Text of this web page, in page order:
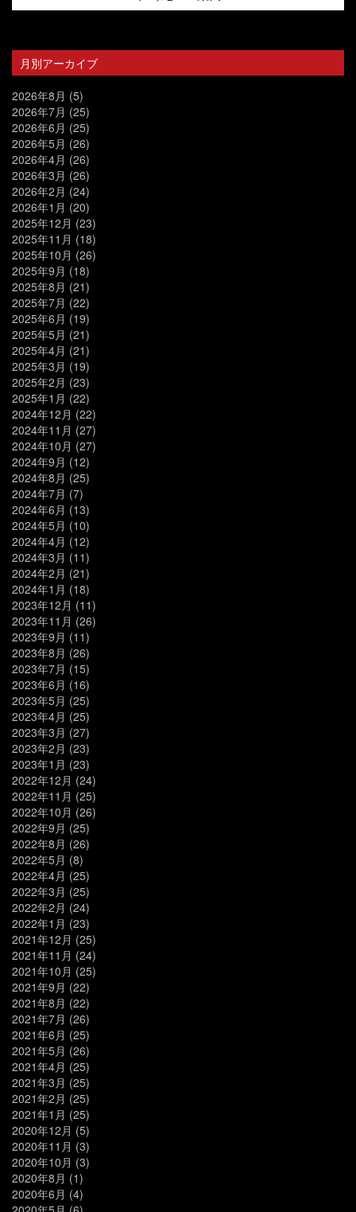
月別アーカイブ
2026年8月 (5)
2026年7月 (25)
2026年6月 (25)
2026年5月 (26)
2026年4月 (26)
2026年3月 (26)
2026年2月 (24)
2026年1月 (20)
2025年12月 (23)
2025年11月 (18)
2025年10月 (26)
2025年9月 (18)
2025年8月 (21)
2025年7月 (22)
2025年6月 (19)
2025年5月 (21)
2025年4月 (21)
2025年3月 (19)
2025年2月 (23)
2025年1月 (22)
2024年12月 (22)
2024年11月 (27)
2024年10月 (27)
2024年9月 (12)
2024年8月 (25)
2024年7月 (7)
2024年6月 (13)
2024年5月 (10)
2024年4月 (12)
2024年3月 (11)
2024年2月 (21)
2024年1月 (18)
2023年12月 (11)
2023年11月 (26)
2023年9月 (11)
2023年8月 (26)
2023年7月 (15)
2023年6月 (16)
2023年5月 (25)
2023年4月 (25)
2023年3月 (27)
2023年2月 (23)
2023年1月 (23)
2022年12月 (24)
2022年11月 (25)
2022年10月 (26)
2022年9月 (25)
2022年8月 (26)
2022年5月 (8)
2022年4月 (25)
2022年3月 (25)
2022年2月 (24)
2022年1月 (23)
2021年12月 (25)
2021年11月 (24)
2021年10月 (25)
2021年9月 (22)
2021年8月 (22)
2021年7月 (26)
2021年6月 (25)
2021年5月 (26)
2021年4月 (25)
2021年3月 (25)
2021年2月 (25)
2021年1月 (25)
2020年12月 (5)
2020年11月 (3)
2020年10月 (3)
2020年8月 (1)
2020年6月 (4)